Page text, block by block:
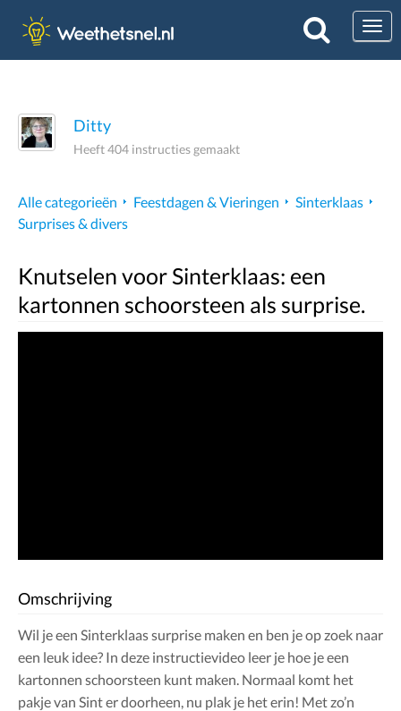
Ditty
Heeft 404 instructies gemaakt
Alle categorieën Feestdagen & Vieringen
Sinterklaas
Surprises & divers
Knutselen voor Sinterklaas: een
kartonnen schoorsteen als surprise.
Omschrijving
Wil je een Sinterklaas surprise maken en ben je op zoek naar
een leuk idee? In deze instructievideo leer je hoe je een
kartonnen schoorsteen kunt maken. Normaal komt het
pakje van Sint er doorheen, nu plak je het erin! Met zo’n